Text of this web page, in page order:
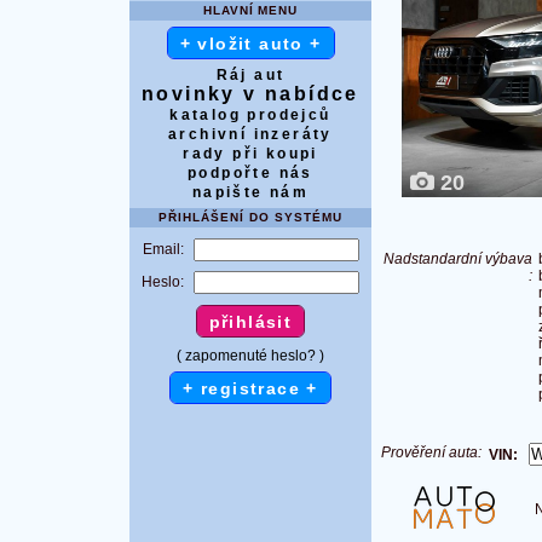
HLAVNÍ MENU
+ vložit auto +
Ráj aut
novinky v nabídce
katalog prodejců
archivní inzeráty
rady při koupi
podpořte nás
napište nám
PŘIHLÁŠENÍ DO SYSTÉMU
Email:
Heslo:
( zapomenuté heslo? )
+ registrace +
20
Nadstandardní výbava
:
Prověření auta: VIN: